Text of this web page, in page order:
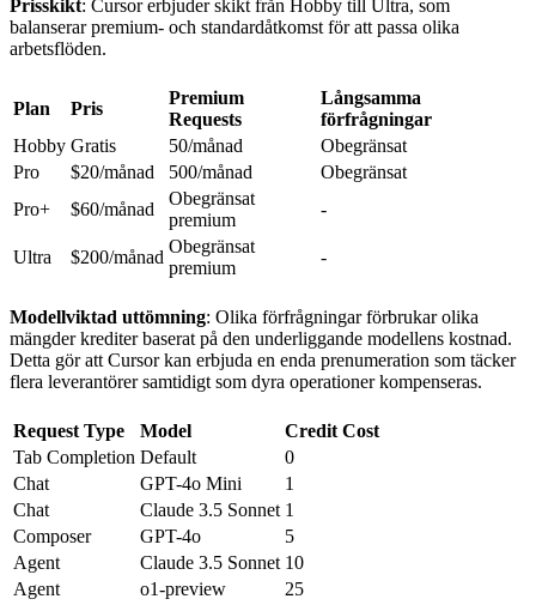
Prisskikt: Cursor erbjuder skikt från Hobby till Ultra, som
balanserar premium- och standardåtkomst för att passa olika
arbetsflöden.
Plan Pris
Premium
Requests
Långsamma
förfrågningar
Hobby Gratis 50/månad
Obegränsat
Pro
$20/månad 500/månad
Obegränsat
Pro+
$60/månad
Obegränsat
premium
-
Ultra $200/månad
Obegränsat
premium
-
Modellviktad uttömning: Olika förfrågningar förbrukar olika
mängder krediter baserat på den underliggande modellens kostnad.
Detta gör att Cursor kan erbjuda en enda prenumeration som täcker
flera leverantörer samtidigt som dyra operationer kompenseras.
Request Type Model
Credit Cost
Tab Completion Default
0
Chat
GPT-4o Mini
1
Chat
Claude 3.5 Sonnet 1
Composer
GPT-4o
5
Agent
Claude 3.5 Sonnet 10
Agent
o1-preview 25